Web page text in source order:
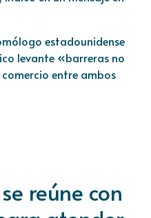
estadounidense
levante «barreras no
entre ambos
reúne con